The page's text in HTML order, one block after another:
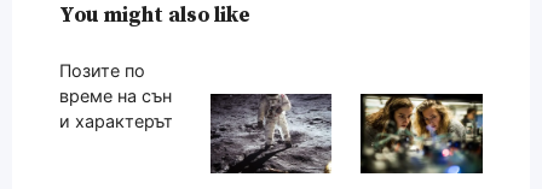
You might also like
Позите по
време на сън
и характерът